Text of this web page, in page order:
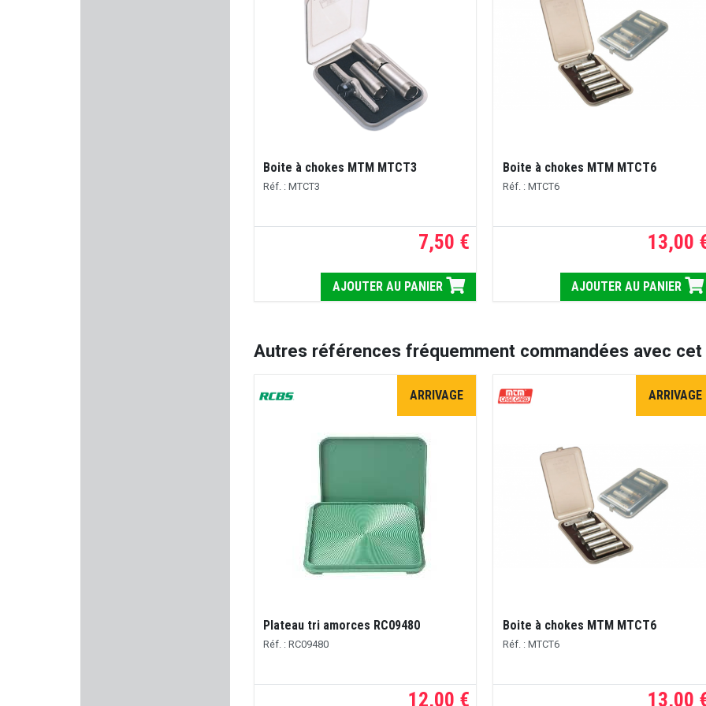
Boite à chokes MTM MTCT3
Réf. : MTCT3
7,50 €
AJOUTER AU PANIER
Boite à chokes MTM MTCT6
Réf. : MTCT6
13,00
AJOUTER AU PANIER
Autres références fréquemment commandées avec
ARRIVAGE
Plateau tri amorces RC09480
Réf. : RC09480
12,00 €
ARRIVAGE
Boite à chokes MTM MTCT6
Réf. : MTCT6
13,00